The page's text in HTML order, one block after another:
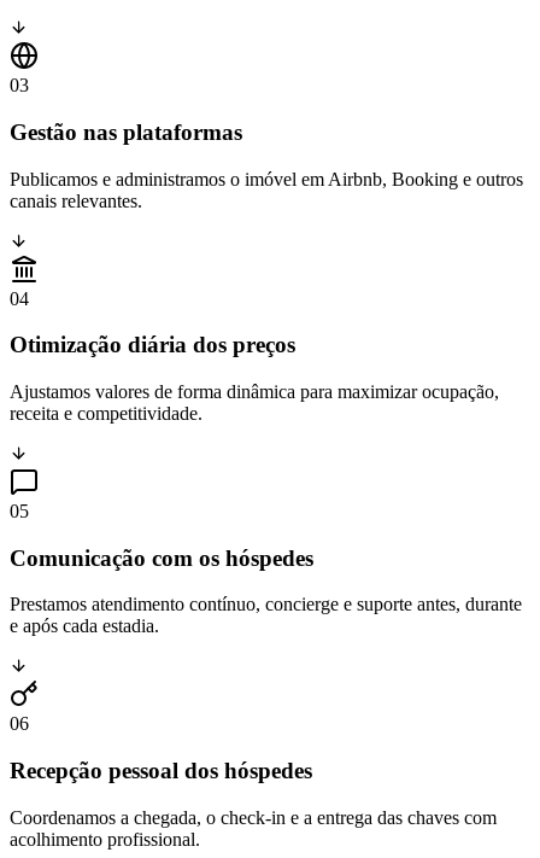
03
Gestão nas plataformas
Publicamos e administramos o imóvel em Airbnb, Booking e outros
canais relevantes.
04
Otimização diária dos preços
Ajustamos valores de forma dinâmica para maximizar ocupação,
receita e competitividade.
05
Comunicação com os hóspedes
Prestamos atendimento contínuo, concierge e suporte antes, durante
e após cada estadia.
06
Recepção pessoal dos hóspedes
Coordenamos a chegada, o check-in e a entrega das chaves com
acolhimento profissional.